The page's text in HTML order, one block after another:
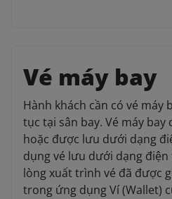
Vé máy bay
Hành khách cần có vé máy
tục tại sân bay. Vé máy
hoặc được lưu dưới dạng
dụng vé lưu dưới dạng
lòng xuất trình vé đã được
trong ứng dụng Ví (Wallet)